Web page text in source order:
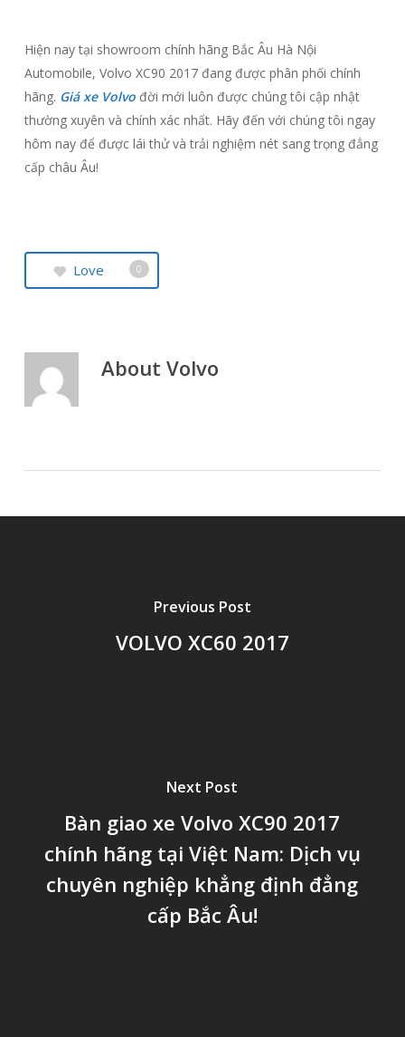
Hiện nay tại showroom chính hãng Bắc Âu Hà Nội
Automobile, Volvo XC90 2017 đang được phân phối chính
hãng. Giá xe Volvođời mới luôn được chúng tôi cập nhật
thường xuyên và chính xác nhất. Hãy đến với chúng tôi ngay
hôm nay để được lái thử và trải nghiệm nét sang trọng đẳng
cấp châu Âu!
Love 0
About Volvo
Previous Post
VOLVO XC60 2017
Next Post
Bàn giao xe Volvo XC90 2017
chính hãng tại Việt Nam: Dịch vụ
chuyên nghiệp khẳng định đẳng
cấp Bắc Âu!